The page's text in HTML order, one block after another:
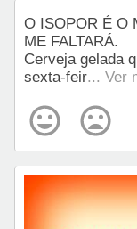
O ISOPOR É O
ME FALTARÁ.
Cerveja gelada
sexta-feir... Ver